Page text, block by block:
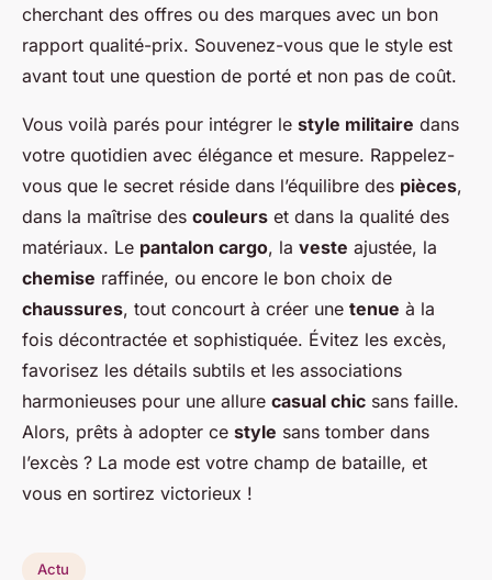
cherchant des offres ou des marques avec un bon
rapport qualité-prix. Souvenez-vous que le style est
avant tout une question de porté et non pas de coût.
Vous voilà parés pour intégrer le style militaire dans
votre quotidien avec élégance et mesure. Rappelez-
vous que le secret réside dans l’équilibre des pièces,
dans la maîtrise des couleurs et dans la qualité des
matériaux. Le pantalon cargo, la veste ajustée, la
chemise raffinée, ou encore le bon choix de
chaussures, tout concourt à créer une tenue à la
fois décontractée et sophistiquée. Évitez les excès,
favorisez les détails subtils et les associations
harmonieuses pour une allure casual chic sans faille.
Alors, prêts à adopter ce style sans tomber dans
l’excès ? La mode est votre champ de bataille, et
vous en sortirez victorieux !
Actu